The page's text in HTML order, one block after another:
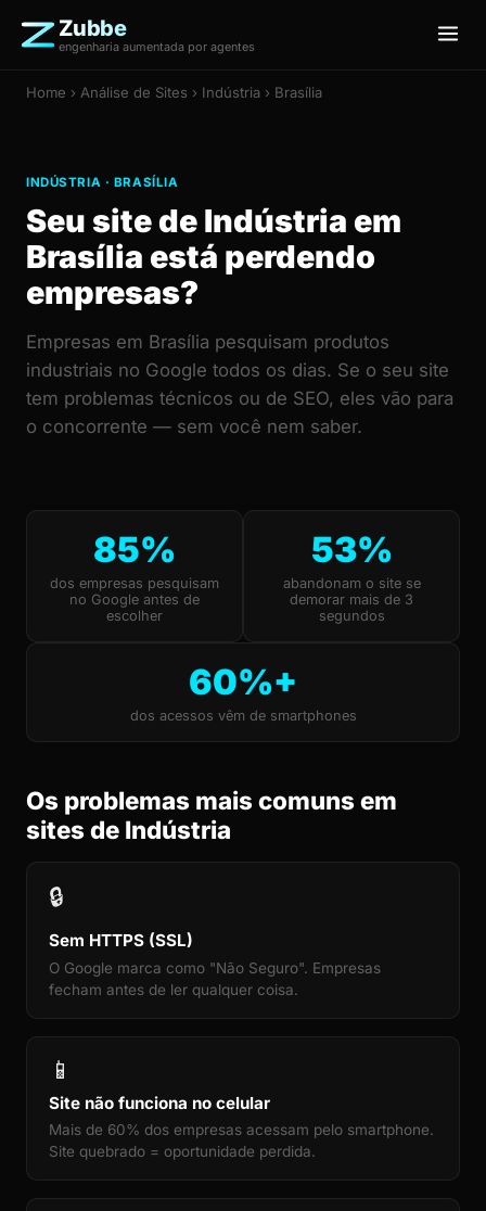
Zubbe
engenharia aumentada por agentes
Home › Análise de Sites › Indústria › Brasília
INDÚSTRIA · BRASÍLIA
Seu site de Indústria em
Brasília está perdendo
empresas?
Empresas em Brasília pesquisam produtos
industriais no Google todos os dias. Se o seu site
tem problemas técnicos ou de SEO, eles vão para
o concorrente — sem você nem saber.
85%
dos empresas pesquisam
no Google antes de
escolher
53%
abandonam o site se
demorar mais de 3
segundos
60%+
dos acessos vêm de smartphones
Os problemas mais comuns em
sites de Indústria
🔒
Sem HTTPS (SSL)
O Google marca como "Não Seguro". Empresas
fecham antes de ler qualquer coisa.
📱
Site não funciona no celular
Mais de 60% dos empresas acessam pelo smartphone.
Site quebrado = oportunidade perdida.